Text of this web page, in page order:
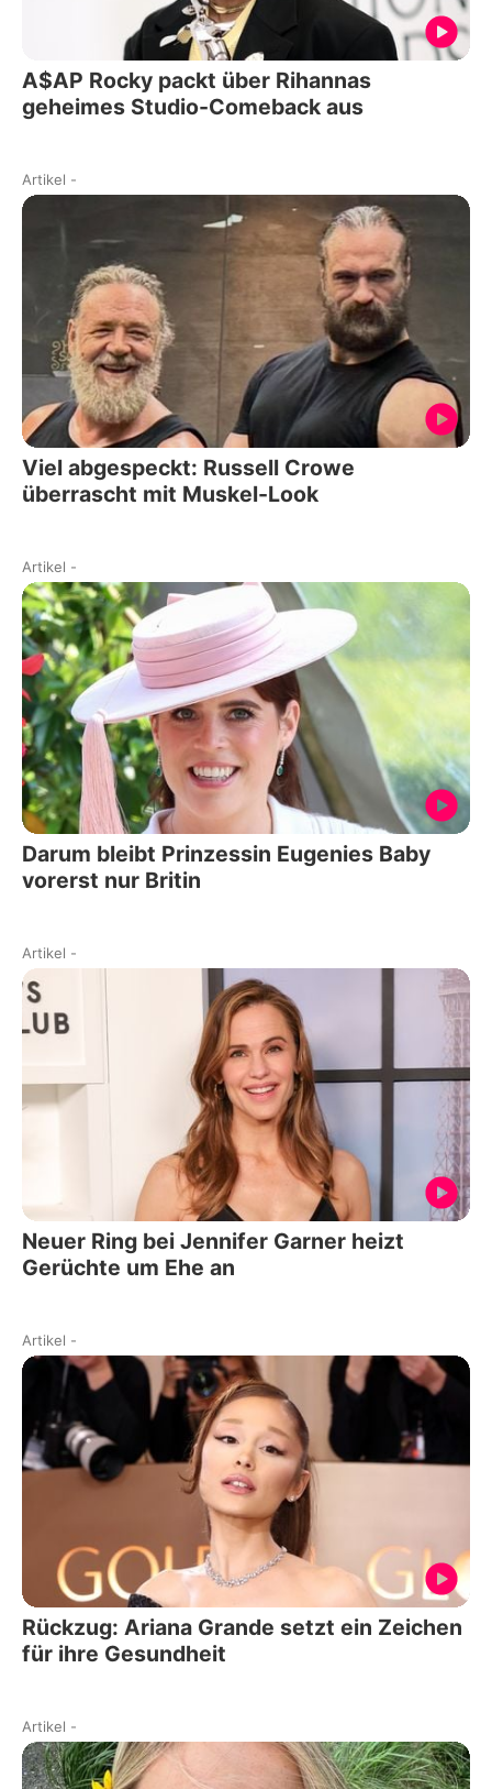
A$AP Rocky packt über Rihannas
geheimes Studio-Comeback aus
Artikel -
Viel abgespeckt: Russell Crowe
überrascht mit Muskel-Look
Artikel -
Darum bleibt Prinzessin Eugenies Baby
vorerst nur Britin
Artikel -
Neuer Ring bei Jennifer Garner heizt
Gerüchte um Ehe an
Artikel -
Rückzug: Ariana Grande setzt ein Zeichen
für ihre Gesundheit
Artikel -